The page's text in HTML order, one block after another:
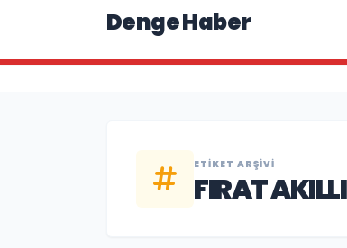
Denge Haber
ETIKET ARŞIVI
FIRAT AKILLI